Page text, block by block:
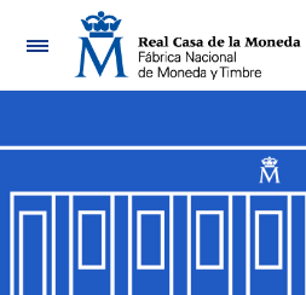
Navegación
Mostrar/Ocultar